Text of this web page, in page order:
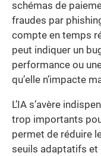
schémas de
fraudes par
compte en temps
peut indiquer un
performance ou
qu’elle n’impacte
L’IA s’avère
trop importants
permet de réduire
seuils adaptatifs